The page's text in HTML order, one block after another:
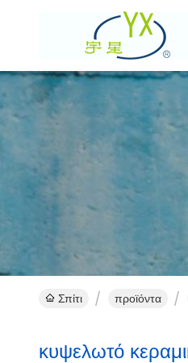
Σπίτι προϊόντα
κυψελωτό